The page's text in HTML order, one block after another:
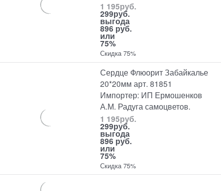
1 195руб.
299руб.
выгода
896 руб.
или
75%
Скидка 75%
Сердце Флюорит Забайкалье
20*20мм арт. 81851
Импортер: ИП Ермошенков
А.М. Радуга самоцветов.
1 195руб.
299руб.
выгода
896 руб.
или
75%
Скидка 75%